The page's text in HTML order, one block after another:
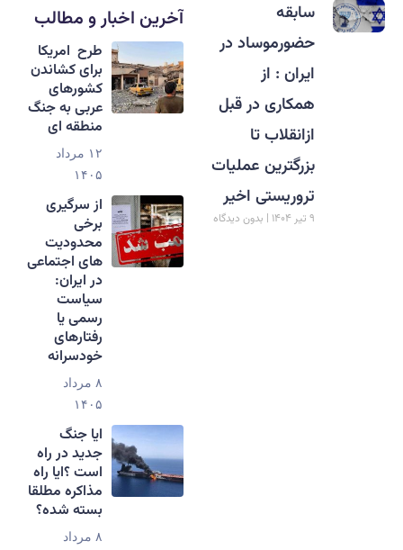
سابقه
حضورموساد در
ایران : از
همکاری در قبل
ازانقلاب تا
بزرگترین عملیات
تروریستی اخیر
۹ تیر ۱۴۰۴ بدون دیدگاه
آخرین اخبار و مطالب
طرح امریکا
برای کشاندن
کشورهای
عربی به جنگ
منطقه ای
۱۲ مرداد
۱۴۰۵
از سرگیری
برخی
محدودیت
های اجتماعی
در ایران:
سیاست
رسمی یا
رفتارهای
خودسرانه
۸ مرداد
۱۴۰۵
ایا جنگ
جدید در راه
است ؟ایا راه
مذاکره مطلقا
بسته شده؟
۸ مرداد